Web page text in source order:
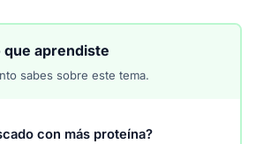
que aprendiste
sabes sobre este tema.
con más proteína?